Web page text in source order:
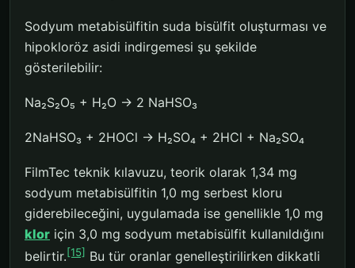
Sodyum metabisülfitin suda bisülfit oluşturması ve
hipokloröz asidi indirgemesi şu şekilde
gösterilebilir:
Na₂S₂O₅ + H₂O → 2 NaHSO₃
2NaHSO₃ + 2HOCl → H₂SO₄ + 2HCl + Na₂SO₄
FilmTec teknik kılavuzu, teorik olarak 1,34 mg
sodyum metabisülfitin 1,0 mg serbest kloru
giderebileceğini, uygulamada ise genellikle 1,0 mg
klor için 3,0 mg sodyum metabisülfit kullanıldığını
belirtir.[15] Bu tür oranlar genelleştirilirken dikkatli